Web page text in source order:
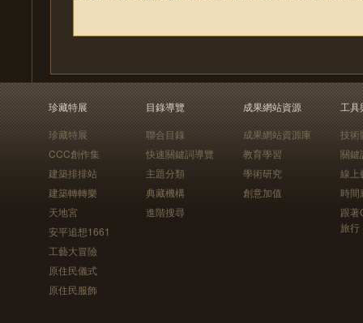
珍藏特展
珍藏特展
CCC創作集
建築排排站
建築轉轉樂
天地宮
安平追想1661
工藝大冒險
原住民儀式
原住民服飾
目錄導覽
聯合目錄
快速關鍵詞導覽
主題分類
典藏機構
進階搜尋
成果網站資源
成果網站資源庫
教育學習
學術研究
創意加值
工具
技術
關鍵
線上
時間
跟
旅行